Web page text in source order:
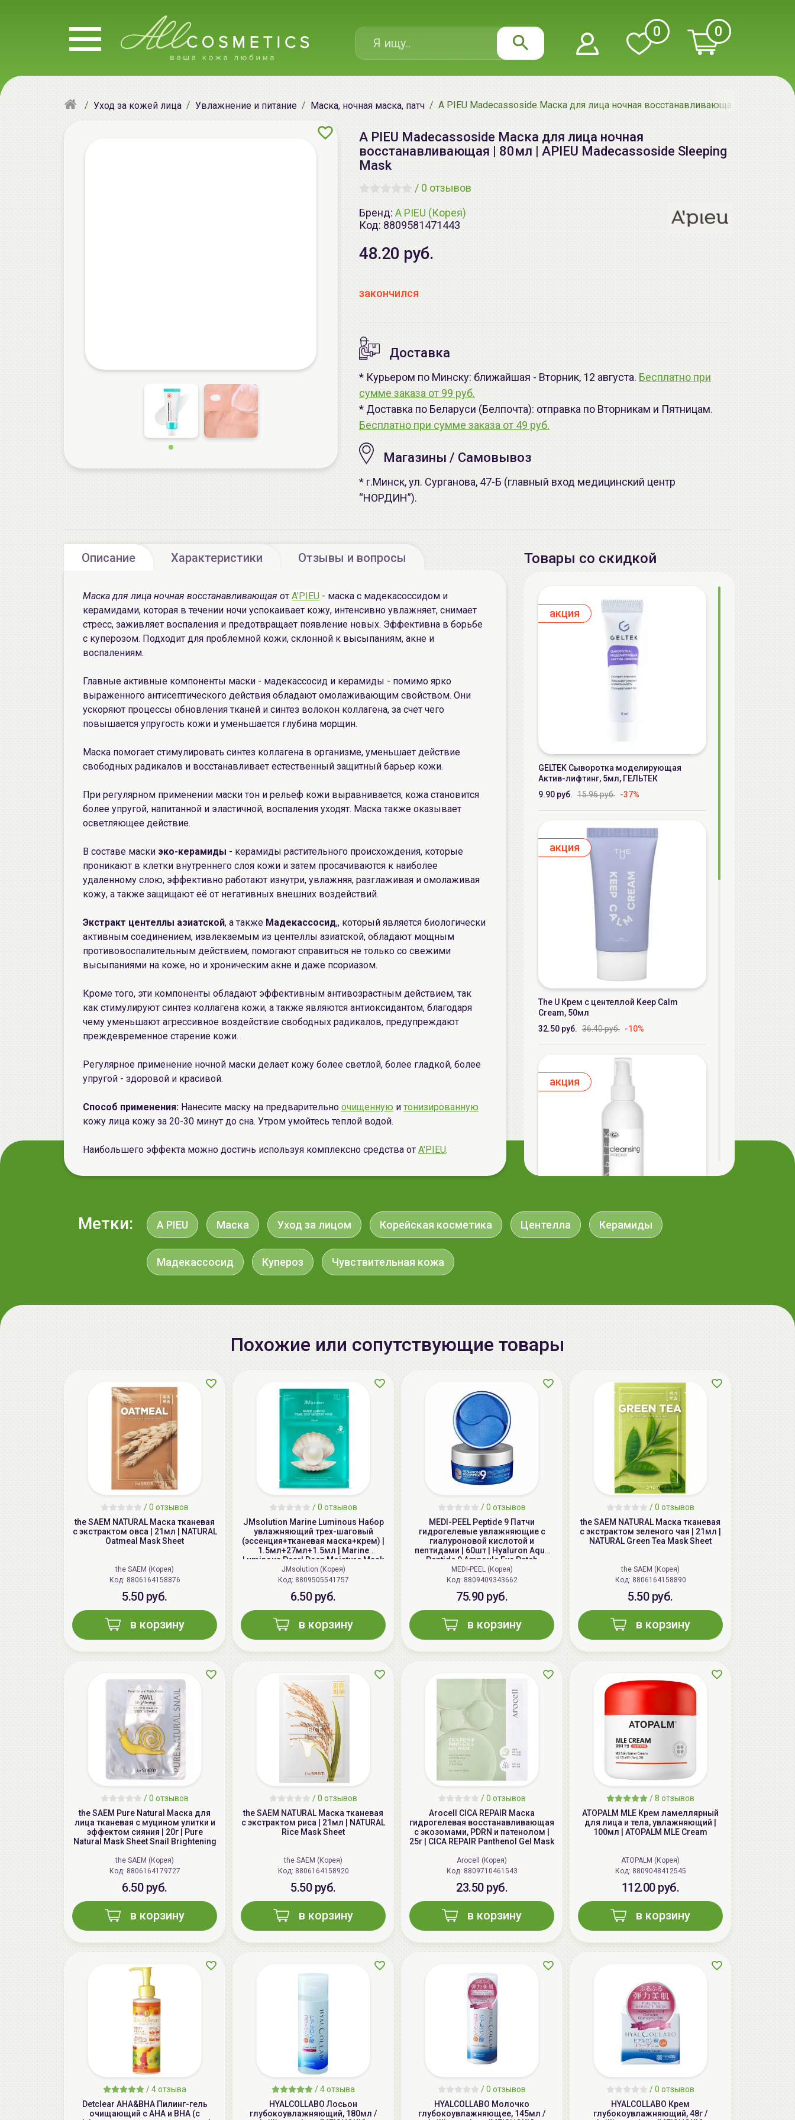
0 0
Уход за кожей лица Увлажнение и питание Маска, ночная маска, патч A PIEU Madecassoside Маска для лица ночная восстанавливающая | 80мл |
A PIEU Madecassoside Маска для лица ночная
восстанавливающая | 80мл | APIEU Madecassoside Sleeping
Mask
/ 0 отзывов
Бренд: A PIEU (Корея)
Код: 8809581471443
48.20 руб.
закончился
Доставка
* Курьером по Минску: ближайшая - Вторник, 12 августа. Бесплатно при
сумме заказа от 99 руб.
* Доставка по Беларуси (Белпочта): отправка по Вторникам и Пятницам.
Бесплатно при сумме заказа от 49 руб.
Магазины / Самовывоз
* г.Минск, ул. Сурганова, 47-Б (главный вход медицинский центр
“НОРДИН”).
Описание Характеристики Отзывы и вопросы
Маска для лица ночная восстанавливающая от A'PIEU - маска с мадекасоссидом и
керамидами, которая в течении ночи успокаивает кожу, интенсивно увлажняет, снимает
стресс, заживляет воспаления и предотвращает появление новых. Эффективна в борьбе
с куперозом. Подходит для проблемной кожи, склонной к высыпаниям, акне и
воспалениям.
Главные активные компоненты маски - мадекассосид и керамиды - помимо ярко
выраженного антисептического действия обладают омолаживающим свойством. Они
ускоряют процессы обновления тканей и синтез волокон коллагена, за счет чего
повышается упругость кожи и уменьшается глубина морщин.
Маска помогает стимулировать синтез коллагена в организме, уменьшает действие
свободных радикалов и восстанавливает естественный защитный барьер кожи.
При регулярном применении маски тон и рельеф кожи выравнивается, кожа становится
более упругой, напитанной и эластичной, воспаления уходят. Маска также оказывает
осветляющее действие.
В составе маски эко-керамиды - керамиды растительного происхождения, которые
проникают в клетки внутреннего слоя кожи и затем просачиваются к наиболее
удаленному слою, эффективно работают изнутри, увлажняя, разглаживая и омолаживая
кожу, а также защищают её от негативных внешних воздействий.
Экстракт центеллы азиатской, а также Мадекассосид,, который является биологически
активным соединением, извлекаемым из центеллы азиатской, обладают мощным
противовоспалительным действием, помогают справиться не только со свежими
высыпаниями на коже, но и хроническим акне и даже псориазом.
Кроме того, эти компоненты обладают эффективным антивозрастным действием, так
как стимулируют синтез коллагена кожи, а также являются антиоксидантом, благодаря
чему уменьшают агрессивное воздействие свободных радикалов, предупреждают
преждевременное старение кожи.
Регулярное применение ночной маски делает кожу более светлой, более гладкой, более
упругой - здоровой и красивой.
Способ применения: Нанесите маску на предварительно очищенную и тонизированную
кожу лица кожу за 20-30 минут до сна. Утром умойтесь теплой водой.
Наибольшего эффекта можно достичь используя комплексно средства от A'PIEU.
Товары со скидкой
aкция
GELTEK Сыворотка моделирующая
Актив-лифтинг, 5мл, ГЕЛЬТЕК
9.90 руб. 15.96 руб. -37%
aкция
The U Крем с центеллой Keep Calm
Cream, 50мл
32.50 руб. 36.40 руб. -10%
aкция
ГЕЛЬТЕК cleansing Маска энзимная
AiliCode Бальзам для волос
увлажняющий, 250мл
27.38 руб. -26%
aкция
пилинг для лица, 50мл
Метки: A PIEU Маска Уход за лицом Корейская косметика Центелла Керамиды
Мадекассосид Купероз Чувствительная кожа
Похожие или сопутствующие товары
/0 отзывов
the SAEM NATURAL Маска тканевая
с экстрактом овса | 21мл | NATURAL
Oatmeal Mask Sheet
the SAEM (Корея)
Код: 8806164158876
5.50 руб.
в корзину
/0 отзывов
JMsolution Marine Luminous Набор
увлажняющий трех-шаговый
(эссенция+тканевая маска+крем) |
1.5мл+27мл+1.5мл | Marine
Luminous Pearl Deep Moisture Mask
JMsolution (Корея)
Код: 8809505541757
6.50 руб.
в корзину
/0 отзывов
MEDI-PEEL Peptide 9 Патчи
гидрогелевые увлажняющие с
гиалуроновой кислотой и
пептидами | 60шт | Hyaluron Aqua
Peptide 9 Ampoule Eye Patch
MEDI-PEEL (Корея)
Код: 8809409343662
75.90 руб.
в корзину
/0 отзывов
the SAEM NATURAL Маска тканевая
с экстрактом зеленого чая | 21мл |
NATURAL Green Tea Mask Sheet
the SAEM (Корея)
Код: 8806164158890
5.50 руб.
в корзину
/0 отзывов
the SAEM Pure Natural Маска для
лица тканевая с муцином улитки и
эффектом сияния | 20г | Pure
Natural Mask Sheet Snail Brightening
the SAEM (Корея)
Код: 8806164179727
6.50 руб.
в корзину
/0 отзывов
the SAEM NATURAL Маска тканевая
с экстрактом риса | 21мл | NATURAL
Rice Mask Sheet
the SAEM (Корея)
Код: 8806164158920
5.50 руб.
в корзину
/0 отзывов
Arocell CICA REPAIR Маска
гидрогелевая восстанавливающая
с экозомами, PDRN и патенолом |
25г | CICA REPAIR Panthenol Gel Mask
Arocell (Корея)
Код: 8809710461543
23.50 руб.
в корзину
/8 отзывов
ATOPALM MLE Крем ламеллярный
для лица и тела, увлажняющий |
100мл | ATOPALM MLE Cream
ATOPALM (Корея)
Код: 8809048412545
112.00 руб.
в корзину
/4 отзыва
Detclear AHA&BHA Пилинг-гель
очищающий с AHA и BHA (с
/4 отзыва
HYALCOLLABO Лосьон
глубокоувлажняющий, 180мл /
/0 отзывов
HYALCOLLABO Молочко
глубокоувлажняющее, 145мл /
/0 отзывов
HYALCOLLABO Крем
глубокоувлажняющий, 48г /